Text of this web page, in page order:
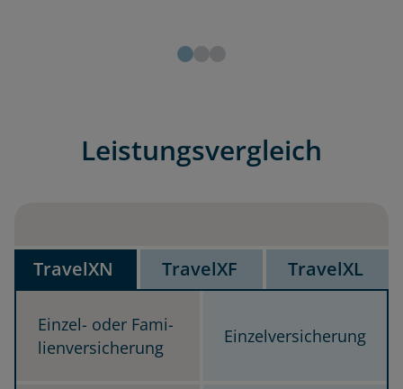
Leistungsvergleich
Unser Bestseller
TravelXN TravelXF TravelXL
Ein­zel- oder Fa­mi­
li­en­ver­si­che­rung
Einzelversicherung
Familienversicherung
Einzelversicherung